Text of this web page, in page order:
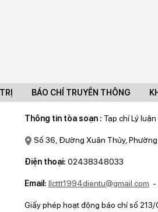
BÁO CHÍ TRUYỀN THÔNG
Thông tin tòa soạn : Tạp chí Lý
Số 36, Đường Xuân Thủy,
Điện thoại: 02438348033
Email: llcttt1994dientu@gmail.com -
Giấy phép hoạt động báo chí số